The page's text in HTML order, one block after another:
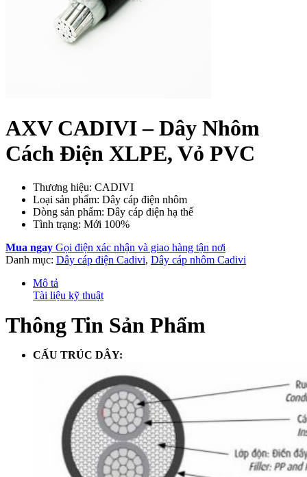
AXV CADIVI – Dây Nhôm
Cách Điện XLPE, Vỏ PVC
Thương hiệu: CADIVI
Loại sản phẩm: Dây cáp điện nhôm
Dòng sản phẩm: Dây cáp điện hạ thế
Tình trạng: Mới 100%
Mua ngay Gọi điện xác nhận và giao hàng tận nơi
Danh mục: Dây cáp điện Cadivi, Dây cáp nhôm Cadivi
Mô tả
Tài liệu kỹ thuật
Thông Tin Sản Phẩm
CẤU TRÚC DÂY: